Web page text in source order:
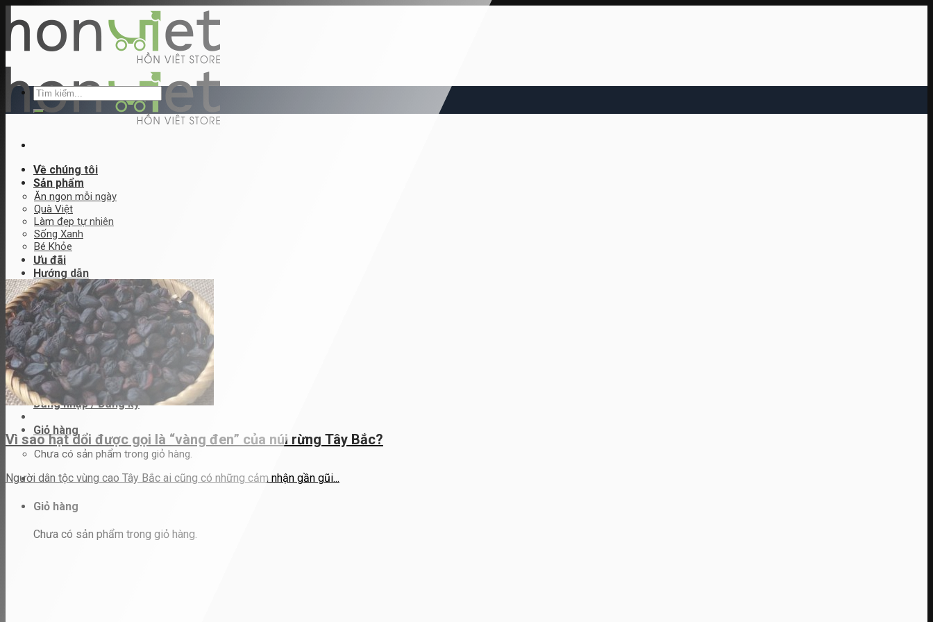
to
content
Về chúng tôi
Sản phẩm
Ăn ngon mỗi ngày
Quà Việt
Làm đẹp tự nhiên
Sống Xanh
Bé Khỏe
Ưu đãi
Hướng dẫn
Hướng dẫn đặt hàng
Đăng ký bán hàng
Hình thức thanh toán
Chương trình thành viên
Liên hệ
Tìm
kiếm:
Đăng nhập / Đăng ký
Giỏ hàng
Chưa có sản phẩm trong giỏ hàng.
Giỏ hàng
Chưa có sản phẩm trong giỏ hàng.
Tìm
kiếm:
Vì sao hạt dổi được gọi là “vàng đen” của núi rừng Tây Bắc?
Người dân tộc vùng cao Tây Bắc ai cũng có những cảm nhận gần gũi...